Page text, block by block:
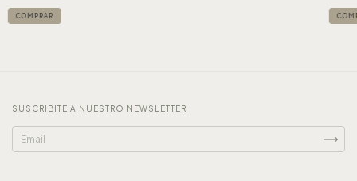
SUSCRIBITE A NUESTRO NEWSLETTER